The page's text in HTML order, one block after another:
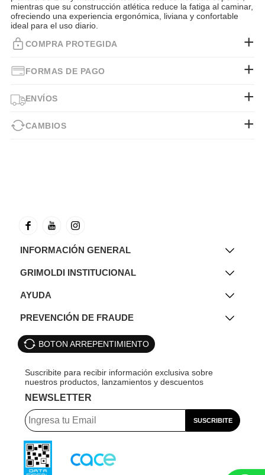
mientras que su construcción atlética reduce la fatiga al caminar,
ofreciendo una experiencia ergonómica, liviana y confortable
ideal para el uso diario.
COMPRA PROTEGIDA
FORMAS DE PAGO
ENVÍOS
CAMBIOS
INFORMACIÓN GENERAL
GRIMOLDI INSTITUCIONAL
AYUDA
PREVENCIÓN DE FRAUDE
BOTON ARREPENTIMIENTO
NEWSLETTER